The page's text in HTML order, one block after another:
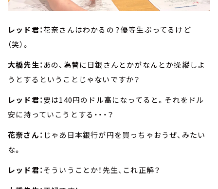
レッド君：花奈さんはわかるの？優等生ぶってるけど
（笑）。
大橋先生： あの、為替に日銀さんとかがなんとか操縦しよ
うとするということじゃないですか？
レッド君：要は140円のドル高になってると。それをドル
安に持っていこうとする・・・？
花奈さん： じゃあ日本銀行が円を買っちゃおうぜ、みたい
な。
レッド君：そういうことか！先生、これ正解？